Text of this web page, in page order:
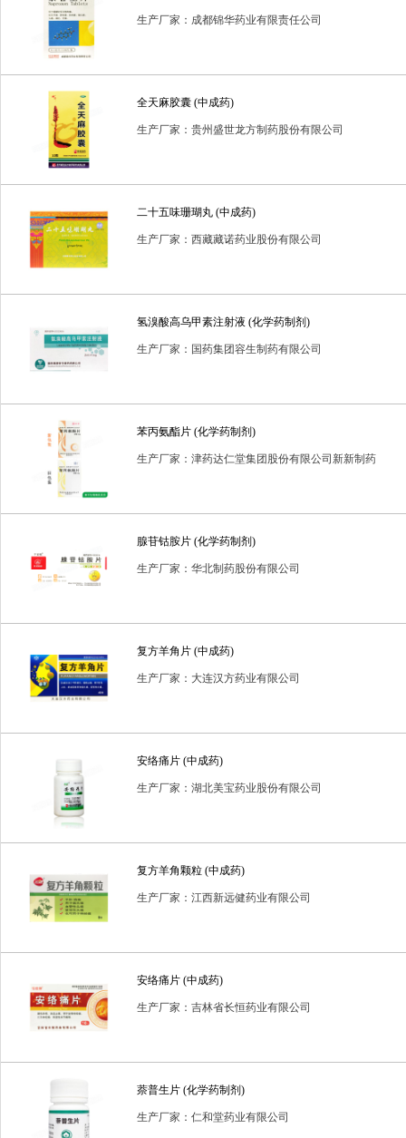
医疗器械一类 医疗器械二类 卫生保健品
进口药品 预包装食品
生产厂家：成都锦华药业有限责任公司
全天麻胶囊 (中成药)
生产厂家：贵州盛世龙方制药股份有限公司
二十五味珊瑚丸 (中成药)
生产厂家：西藏藏诺药业股份有限公司
氢溴酸高乌甲素注射液 (化学药制剂)
生产厂家：国药集团容生制药有限公司
苯丙氨酯片 (化学药制剂)
生产厂家：津药达仁堂集团股份有限公司新新制药
腺苷钴胺片 (化学药制剂)
生产厂家：华北制药股份有限公司
复方羊角片 (中成药)
生产厂家：大连汉方药业有限公司
安络痛片 (中成药)
生产厂家：湖北美宝药业股份有限公司
复方羊角颗粒 (中成药)
生产厂家：江西新远健药业有限公司
安络痛片 (中成药)
生产厂家：吉林省长恒药业有限公司
萘普生片 (化学药制剂)
生产厂家：仁和堂药业有限公司